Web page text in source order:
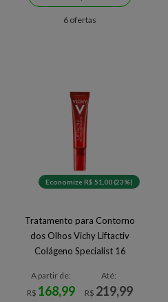
6 ofertas
Economize R$ 51,00 (23%)
Tratamento para Contorno
dos Olhos Vichy Liftactiv
Colágeno Specialist 16
A partir de:
R$ 168,99
Até:
R$ 219,99